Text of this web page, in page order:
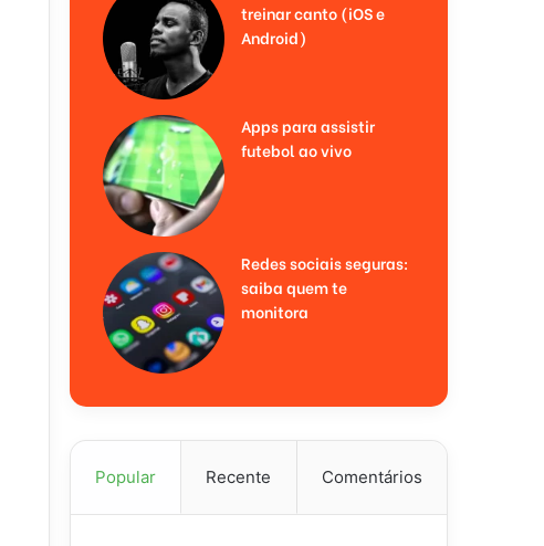
treinar canto (iOS e
Android)
Apps para assistir
futebol ao vivo
Redes sociais seguras:
saiba quem te
monitora
Popular Recente Comentários